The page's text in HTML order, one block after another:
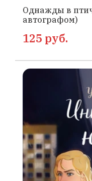
Однажды в
автографом)
125 руб.